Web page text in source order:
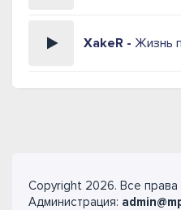
XakeR - Жизнь
Copyright 2026. Все
Администрация: